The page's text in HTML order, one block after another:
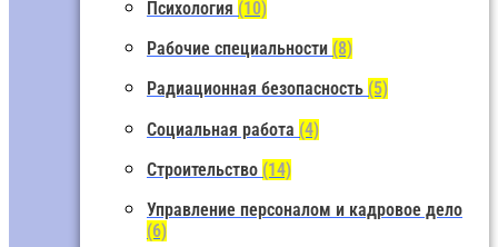
Психология (10)
Рабочие специальности (8)
Радиационная безопасность (5)
Социальная работа (4)
Строительство (14)
Управление персоналом и кадровое дело
(6)